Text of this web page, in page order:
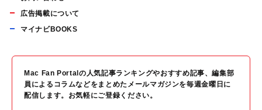
広告掲載について
マイナビBOOKS
Mac Fan Portalの人気記事ランキングやおすすめ記事、編集部
員によるコラムなどをまとめたメールマガジンを毎週金曜日に
配信します。お気軽にご登録ください。